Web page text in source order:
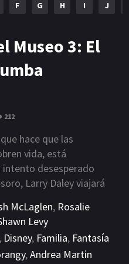
2022
2018
2006
2001
1990
F G H I J
Museo 3: El
212
hace que las
vida, está
intento desesperado
Larry Daley viajará
Atila,
y Sacagawea
Allí intentarán
de Londres que
McLaglen, Rosalie
Levy
, Disney, Familia, Fantasía
,Andrea Martin